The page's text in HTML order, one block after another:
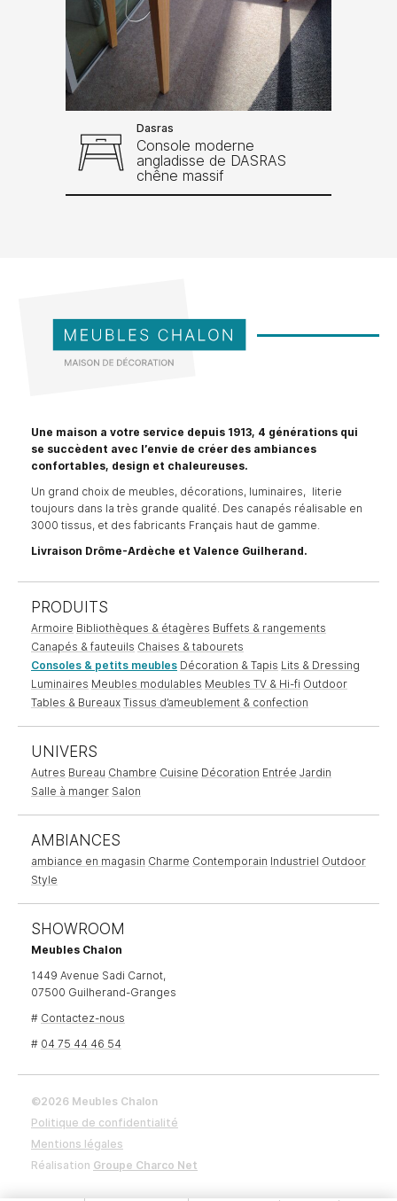
Dasras
Console moderne
angladisse de DASRAS
chêne massif
Une maison a votre service depuis 1913, 4 générations qui
se succèdent avec l’envie de créer des ambiances
confortables, design et chaleureuses.
Un grand choix de meubles, décorations, luminaires, literie
toujours dans la très grande qualité. Des canapés réalisable en
3000 tissus, et des fabricants Français haut de gamme.
Livraison Drôme-Ardèche et Valence Guilherand.
PRODUITS
Armoire Bibliothèques & étagères Buffets & rangements
Canapés & fauteuils Chaises & tabourets
Consoles & petits meubles Décoration & Tapis Lits & Dressing
Luminaires Meubles modulables Meubles TV & Hi-fi Outdoor
Tables & Bureaux Tissus d’ameublement & confection
UNIVERS
Autres Bureau Chambre Cuisine Décoration Entrée Jardin
Salle à manger Salon
AMBIANCES
ambiance en magasin Charme Contemporain Industriel Outdoor
Style
SHOWROOM
Meubles Chalon
1449 Avenue Sadi Carnot,
07500 Guilherand-Granges
# Contactez-nous
# 04 75 44 46 54
©2026 Meubles Chalon
Politique de confidentialité
Mentions légales
Réalisation Groupe Charco Net